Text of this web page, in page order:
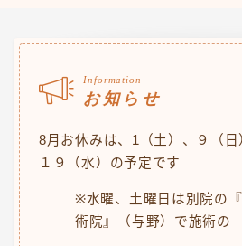
Information
お知らせ
8月お休みは、1（土）、９（日
１９（水）の予定です
※水曜、土曜日は別院の
術院』（与野）で施術の